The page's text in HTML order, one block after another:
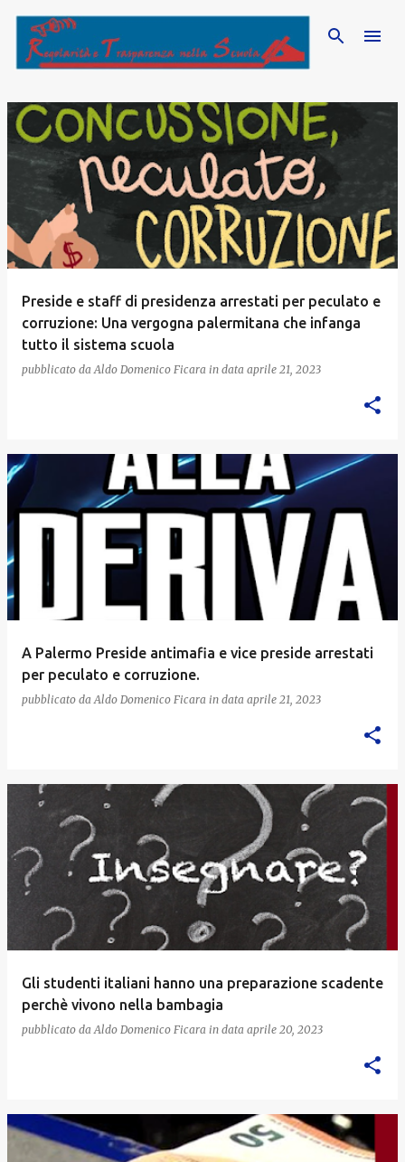
Passa ai contenuti principali
o
t
Preside e staff di presidenza arrestati per peculato e
corruzione: Una vergogna palermitana che infanga
tutto il sistema scuola
pubblicato da Aldo Domenico Ficara in data aprile 21, 2023
A Palermo Preside antimafia e vice preside arrestati
per peculato e corruzione.
pubblicato da Aldo Domenico Ficara in data aprile 21, 2023
Gli studenti italiani hanno una preparazione scadente
perchè vivono nella bambagia
pubblicato da Aldo Domenico Ficara in data aprile 20, 2023